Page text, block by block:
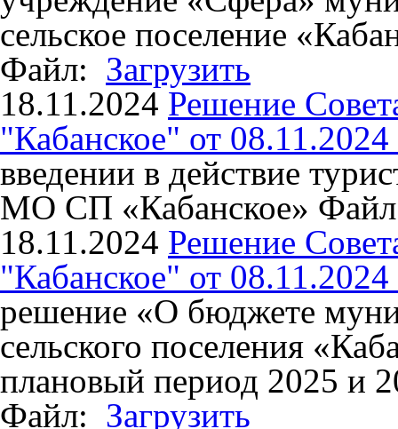
сельское поселение
Файл: Загрузить
18.11.2024 Решение
"Кабанское" от
введении в действие
МО СП «Кабанское»
18.11.2024 Решение
"Кабанское" от
решение «О бюджете
сельского поселения
плановый период 2025 и
Файл: Загрузить